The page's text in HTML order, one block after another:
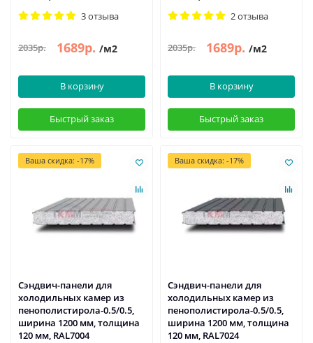
3 отзыва
2035р. 1689р. /м2
В корзину
Быстрый заказ
2 отзыва
2035р. 1689р. /м2
В корзину
Быстрый заказ
Ваша скидка: -17%
Сэндвич-панели для
холодильных камер из
пенополистирола-0.5/0.5,
ширина 1200 мм, толщина
120 мм, RAL7004
Ваша скидка: -17%
Сэндвич-панели для
холодильных камер из
пенополистирола-0.5/0.5,
ширина 1200 мм, толщина
120 мм, RAL7024